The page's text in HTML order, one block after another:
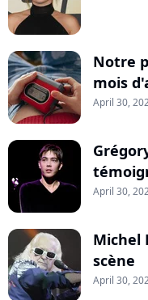
Notre
mois
April 30,
April 30,
Michel
scène
April 30,